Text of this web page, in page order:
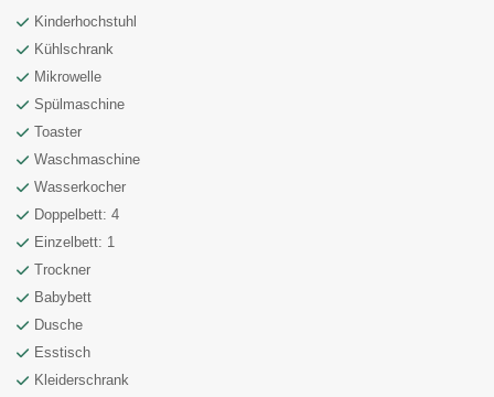
Kinderhochstuhl
Kühlschrank
Mikrowelle
Spülmaschine
Toaster
Waschmaschine
Wasserkocher
Doppelbett: 4
Einzelbett: 1
Trockner
Babybett
Dusche
Esstisch
Kleiderschrank